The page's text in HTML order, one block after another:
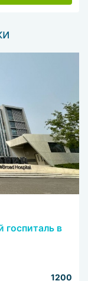
госпиталь в
1200